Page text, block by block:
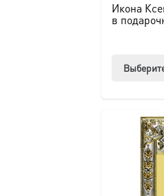
Икона
в